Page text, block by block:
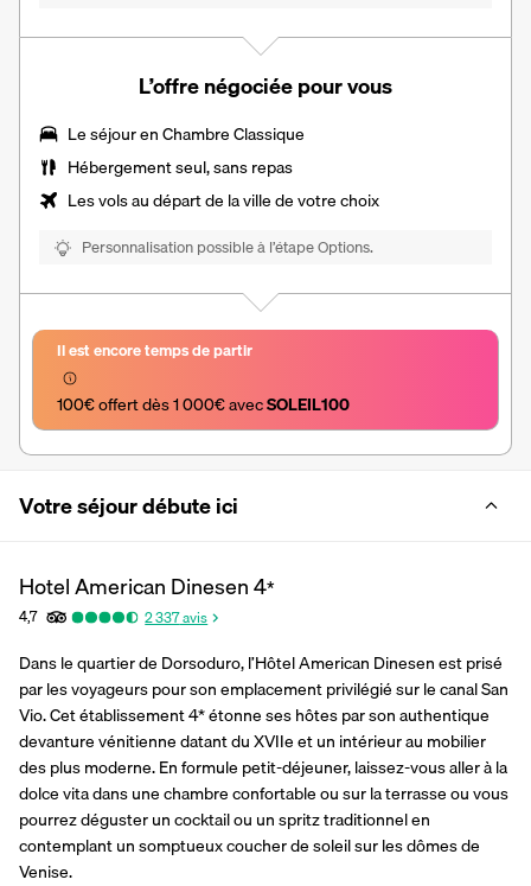
L’offre négociée pour vous
Le séjour enChambre Classique
Hébergement seul, sans repas
Les vols au départ de la ville de votre choix
Personnalisation possible à l’étape Options.
Il est encore temps de partir
100€ offert dès 1 000€ avec SOLEIL100
Votre séjour débute ici
Hotel American Dinesen4*
4,7 2 337avis
Dans le quartier de Dorsoduro, l’Hôtel American Dinesen est prisé
par les voyageurs pour son emplacement privilégié sur le canal San
Vio. Cet établissement 4* étonne ses hôtes par son authentique
devanture vénitienne datant du XVIIe et un intérieur au mobilier
des plus moderne. En formule petit-déjeuner, laissez-vous aller à la
dolce vita dans une chambre confortable ou sur la terrasse ou vous
pourrez déguster un cocktail ou un spritz traditionnel en
contemplant un somptueux coucher de soleil sur les dômes de
Venise.